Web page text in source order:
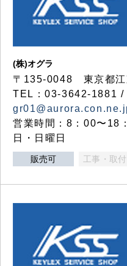
(株)オグラ
〒135-0048 東京都江
TEL：03-3642-1881
営業時間：8：00〜18
日・日曜日
販売可 工事・取